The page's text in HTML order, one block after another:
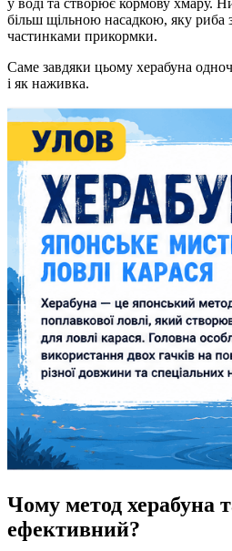
у воді та створює кормову хмару.
більш щільною насадкою, яку риба
частинками прикормки.
Саме завдяки цьому херабуна
і як наживка.
Чому метод херабуна
ефективний?